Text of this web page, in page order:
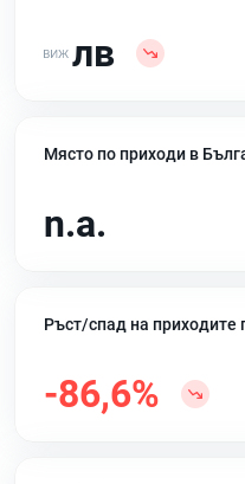
лв
Място по приходи в
n.a.
Ръст/спад на приходите
-86,6%